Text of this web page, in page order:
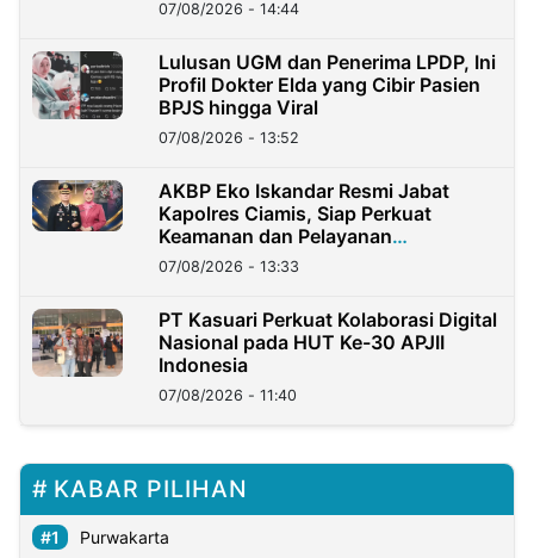
07/08/2026 - 14:44
Lulusan UGM dan Penerima LPDP, Ini
Profil Dokter Elda yang Cibir Pasien
BPJS hingga Viral
07/08/2026 - 13:52
AKBP Eko Iskandar Resmi Jabat
Kapolres Ciamis, Siap Perkuat
Keamanan dan Pelayanan
Masyarakat
07/08/2026 - 13:33
PT Kasuari Perkuat Kolaborasi Digital
Nasional pada HUT Ke-30 APJII
Indonesia
07/08/2026 - 11:40
KABAR PILIHAN
Purwakarta